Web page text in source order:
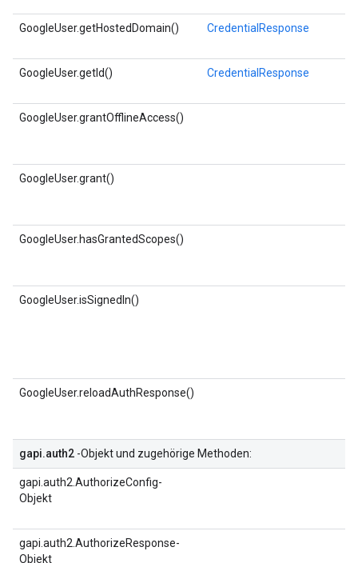
GoogleUser.getHostedDomain() CredentialResponse
GoogleUser.getId() CredentialResponse
GoogleUser.grantOfflineAccess()
GoogleUser.grant()
GoogleUser.hasGrantedScopes()
GoogleUser.isSignedIn()
GoogleUser.reloadAuthResponse()
gapi.auth2 -Objekt und zugehörige Methoden:
gapi.auth2.AuthorizeConfig-
Objekt
gapi.auth2.AuthorizeResponse-
Objekt